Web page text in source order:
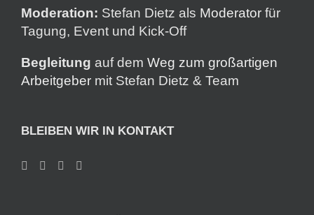
Moderation: Stefan Dietz als Moderator für
Tagung, Event und Kick-Off
Begleitung auf dem Weg zum großartigen
Arbeitgeber mit Stefan Dietz & Team
BLEIBEN WIR IN KONTAKT